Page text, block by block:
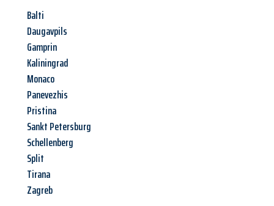
Balti
Daugavpils
Gamprin
Kaliningrad
Monaco
Panevezhis
Pristina
Sankt Petersburg
Schellenberg
Split
Tirana
Zagreb